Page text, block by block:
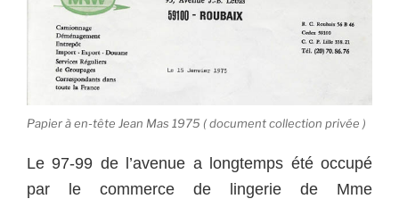
Papier à en-tête Jean Mas 1975 ( document collection privée )
Le 97-99 de l’avenue a longtemps été occupé
par le commerce de lingerie de Mme